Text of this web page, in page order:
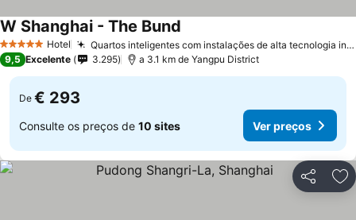
5 Estrelas Hotel Quartos inteligentes com instalações de alta tecnologia integradas
W Shanghai - The Bund
9,5 Excelente 3.295 a 3.1 km de Yangpu District
De € 293
Consulte os preços de 10 sites Ver preços
Partilhar